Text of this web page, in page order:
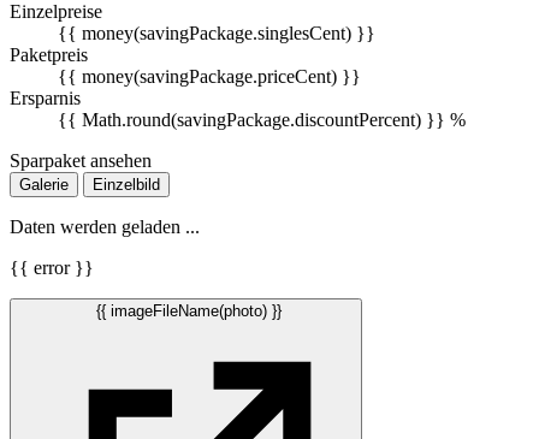
Einzelpreise
{{ money(savingPackage.singlesCent) }}
Paketpreis
{{ money(savingPackage.priceCent) }}
Ersparnis
{{ Math.round(savingPackage.discountPercent) }} %
Sparpaket ansehen
Galerie Einzelbild
Daten werden geladen ...
{{ error }}
{{ imageFileName(photo) }}